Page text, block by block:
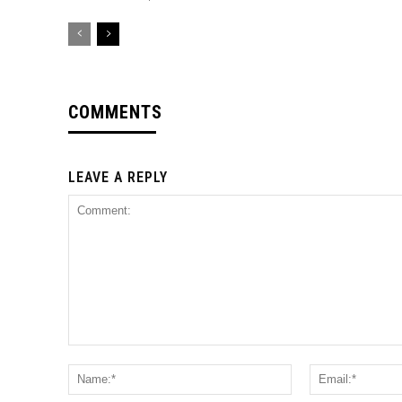
COMMENTS
LEAVE A REPLY
Name:*